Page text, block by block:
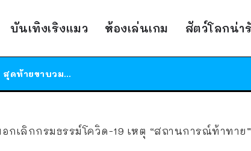
บันเทิงเริงแมว ห้องเล่นเกม สัตว์โลกน่า
ได้เวลาเด็กหนวดรวมตัว RF Online Next เปิดให้เล่นแล้ว เกม Sci-Fi MMORPG ระดับตำนาน เล่นได้ทั้งมือถือและ PC
สาวญี่ปุ่นโดนแมวตัวเองกัด ไม่ได้ไปหาหมอตั้งแต่เนิ่นๆ สุดท้ายขาบวม กลายเป็นโรคเนื้อเน่า เตือนทาสแมวทั้งหลายให้ระวัง
เลิกกรมธรรม์โควิด-19 เหตุ “สถานการณ์ท้าทาย”